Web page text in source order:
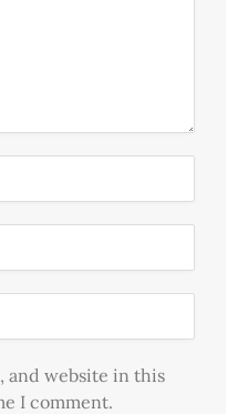
and website in this
I comment.